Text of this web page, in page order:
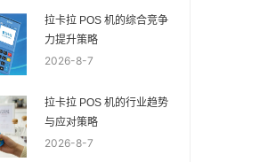
拉卡拉 POS 机的综合竞争
力提升策略
2026-8-7
拉卡拉 POS 机的行业趋势
与应对策略
2026-8-7